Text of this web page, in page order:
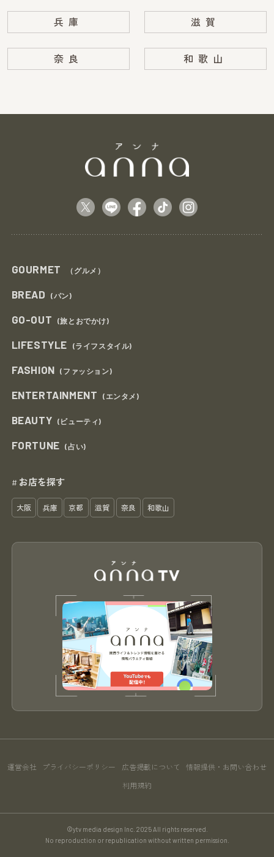
兵庫 滋賀
奈良 和歌山
GOURMET （グルメ）
BREAD (パン)
GO-OUT (旅とおでかけ)
LIFESTYLE (ライフスタイル)
FASHION (ファッション)
ENTERTAINMENT (エンタメ)
BEAUTY (ビューティ)
FORTUNE (占い)
# お店を探す
大阪 兵庫 京都 滋賀 奈良 和歌山
運営会社 プライバシーポリシー 広告掲載について 情報提供・お問い合わせ
利用規約
©ytv media design Inc. 2025 All rights reserved.
No reproduction or republication without written permission.